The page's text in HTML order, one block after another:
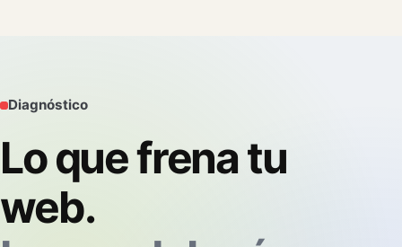
Diagnóstico
Lo que frena tu
web.